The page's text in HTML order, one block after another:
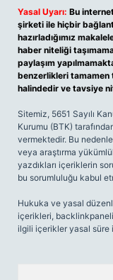
Yasal Uyarı: Bu
şirketi ile hiçbir
hazırladığımız
haber niteliği
paylaşım
benzerlikleri
halindedir ve tavsiye
Sitemiz, 5651 Sayılı
Kurumu (BTK)
vermektedir. Bu
veya araştırma
yazdıkları içeriklerin
bu sorumluluğu kabul
Hukuka ve yasal
içerikleri,
ilgili içerikler yasal süre